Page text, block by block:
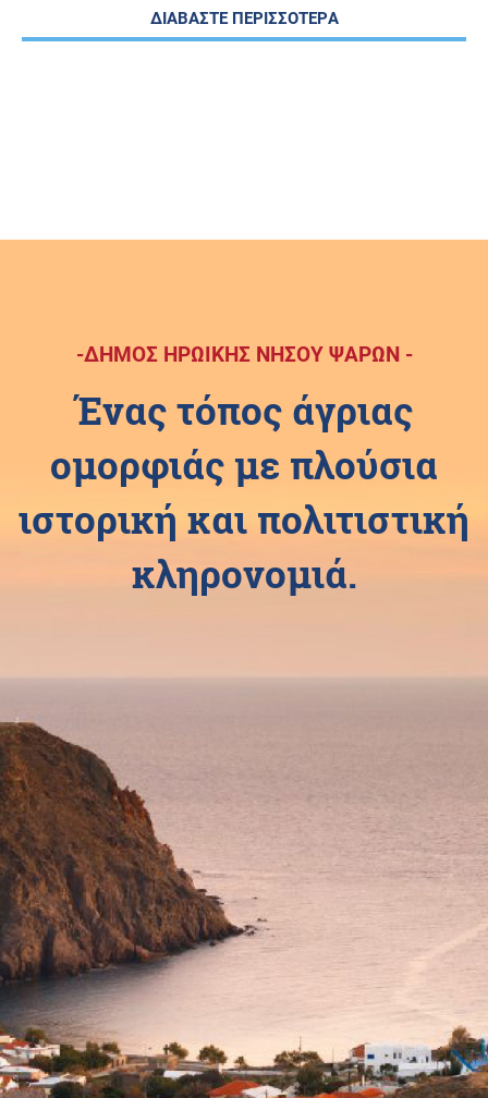
ΔΙΑΒΑΣΤΕ ΠΕΡΙΣΣΟΤΕΡΑ
-ΔΗΜΟΣ ΗΡΩΙΚΗΣ ΝΗΣΟΥ ΨΑΡΩΝ -
Ένας τόπος άγριας
ομορφιάς με πλούσια
ιστορική και πολιτιστική
κληρονομιά.